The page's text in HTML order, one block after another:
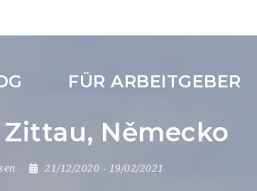
FÜR ARBEITGEBER
Německo
21/12/2020 - 19/02/2021